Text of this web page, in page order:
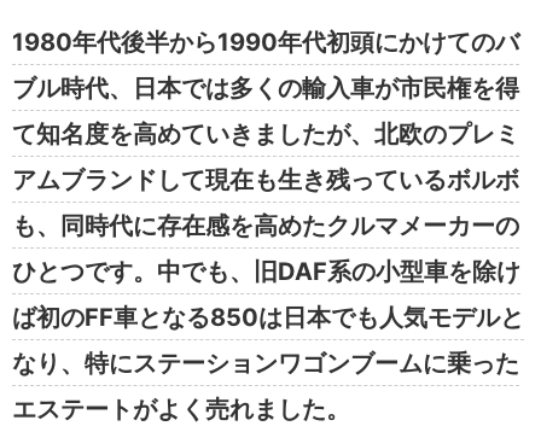
1980年代後半から1990年代初頭にかけてのバ
ブル時代、日本では多くの輸入車が市民権を得
て知名度を高めていきましたが、北欧のプレミ
アムブランドして現在も生き残っているボルボ
も、同時代に存在感を高めたクルマメーカーの
ひとつです。中でも、旧DAF系の小型車を除け
ば初のFF車となる850は日本でも人気モデルと
なり、特にステーションワゴンブームに乗った
エステートがよく売れました。